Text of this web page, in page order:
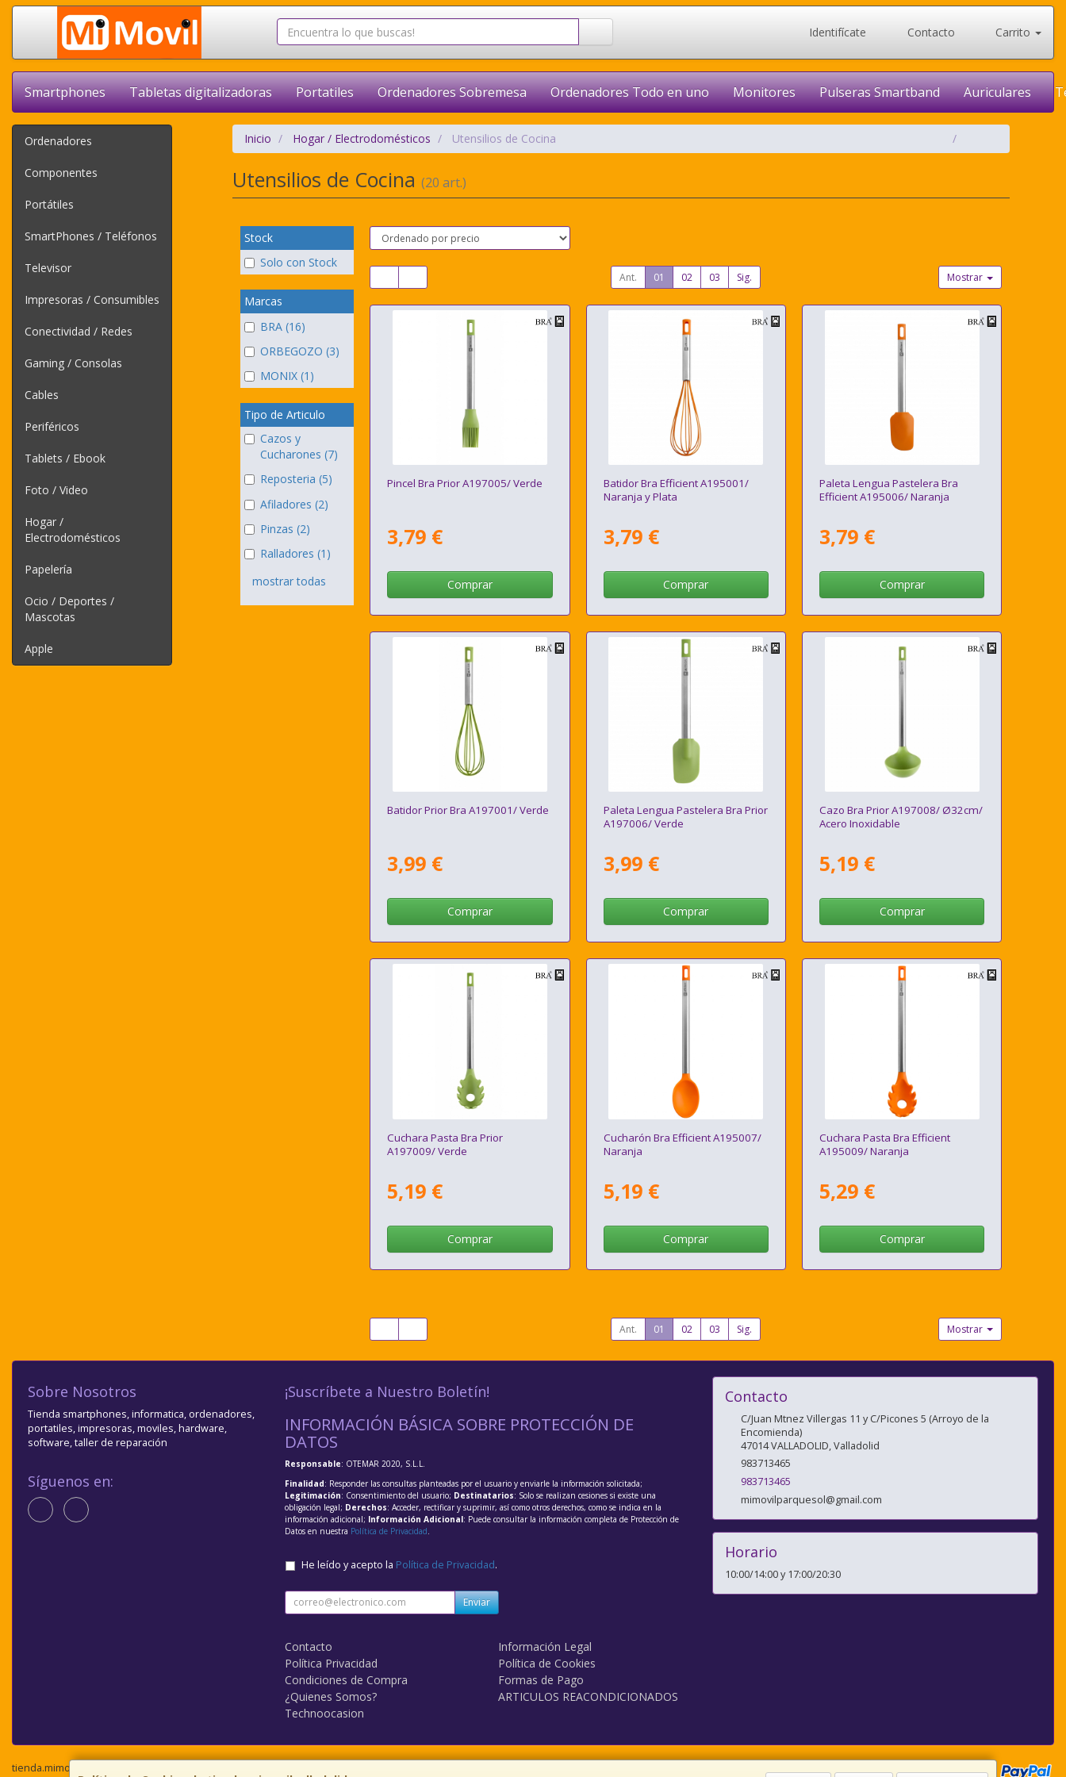
Identifícate Contacto Carrito
Smartphones Tabletas digitalizadoras Portatiles Ordenadores Sobremesa Ordenadores Todo en uno Monitores Pulseras Smartband Auriculares
Ordenadores
Componentes
Portátiles
SmartPhones / Teléfonos
Televisor
Impresoras / Consumibles
Conectividad / Redes
Gaming / Consolas
Cables
Periféricos
Tablets / Ebook
Foto / Video
Hogar /
Electrodomésticos
Papelería
Ocio / Deportes /
Mascotas
Apple
Inicio Hogar / Electrodomésticos Utensilios de Cocina
Utensilios de Cocina (20 art.)
Stock
Solo con Stock
Marcas
BRA (16)
ORBEGOZO (3)
MONIX (1)
Tipo de Articulo
Cazos y
Cucharones (7)
Reposteria (5)
Afiladores (2)
Pinzas (2)
Ralladores (1)
mostrar todas
Ant. 01 02 03 Sig. Mostrar
Pincel Bra Prior A197005/ Verde
3,79 €
Comprar
Batidor Bra Efficient A195001/
Naranja y Plata
3,79 €
Comprar
Paleta Lengua Pastelera Bra
Efficient A195006/ Naranja
3,79 €
Comprar
Batidor Prior Bra A197001/ Verde
3,99 €
Comprar
Paleta Lengua Pastelera Bra Prior
A197006/ Verde
3,99 €
Comprar
Cazo Bra Prior A197008/ Ø32cm/
Acero Inoxidable
5,19 €
Comprar
Cuchara Pasta Bra Prior
A197009/ Verde
5,19 €
Comprar
Cucharón Bra Efficient A195007/
Naranja
5,19 €
Comprar
Cuchara Pasta Bra Efficient
A195009/ Naranja
5,29 €
Comprar
Ant. 01 02 03 Sig. Mostrar
Sobre Nosotros
Tienda smartphones, informatica, ordenadores,
portatiles, impresoras, moviles, hardware,
software, taller de reparación
Síguenos en:
¡Suscríbete a Nuestro Boletín!
INFORMACIÓN BÁSICA SOBRE PROTECCIÓN DE
DATOS
Responsable: OTEMAR 2020, S.L.L.
Finalidad: Responder las consultas planteadas por el usuario y enviarle la información solicitada;
Legitimación: Consentimiento del usuario; Destinatarios: Solo se realizan cesiones si existe una
obligación legal; Derechos: Acceder, rectificar y suprimir, así como otros derechos, como se indica en la
información adicional; Información Adicional: Puede consultar la información completa de Protección de
Datos en nuestra Política de Privacidad
He leído y acepto la Política de Privacidad.
Enviar
Contacto
Información Legal
Política Privacidad
Política de Cookies
Condiciones de Compra
Formas de Pago
¿Quienes Somos?
ARTICULOS REACONDICIONADOS
Technoocasion
Contacto
C/Juan Mtnez Villergas 11 y C/Picones 5 (Arroyo de la
Encomienda)
47014VALLADOLID,Valladolid
983713465
983713465
mimovilparquesol@gmail.com
Horario
10:00/14:00 y 17:00/20:30
tienda.mimovilvalladolid.com © 2026